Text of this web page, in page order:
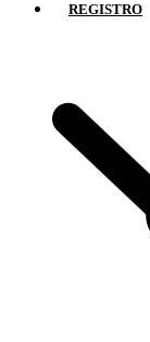
REGISTRO